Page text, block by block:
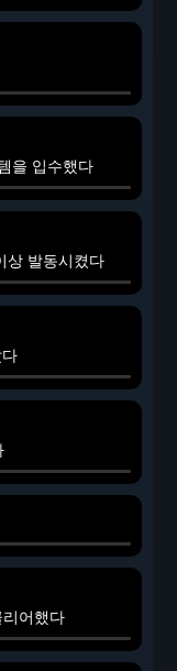
을 입수했다
상 발동시켰다
어했다